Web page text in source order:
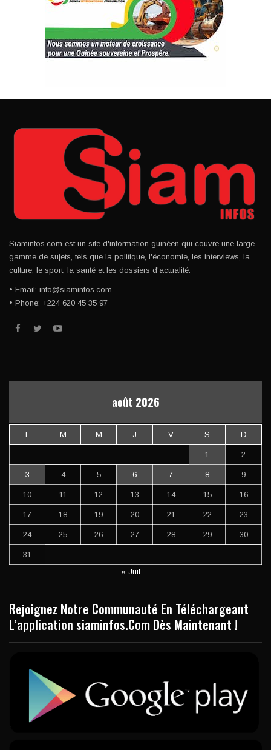
Siaminfos.com est un site d'information guinéen qui couvre une large
gamme de sujets, tels que la politique, l'économie, les interviews, la
culture, le sport, la santé et les dossiers d'actualité.
• Email: info@siaminfos.com
• Phone: +224 620 45 35 97
août 2026
L M M J V S D
1 2
3 4 5 6 7 8 9
10 11 12 13 14 15 16
17 18 19 20 21 22 23
24 25 26 27 28 29 30
31
« Juil
Rejoignez Notre Communauté En Téléchargeant
L’application siaminfos.Com Dès Maintenant !